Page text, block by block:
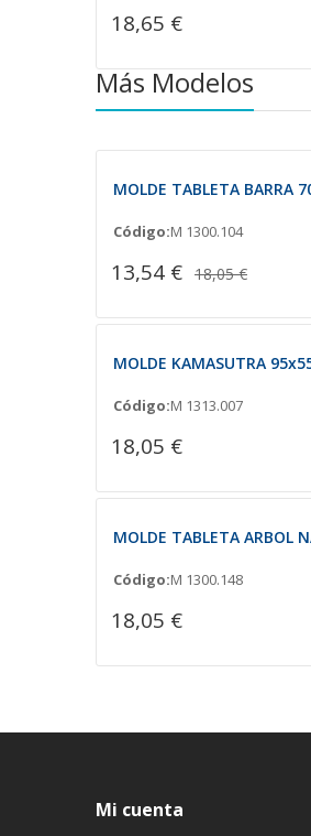
18,65 €
Más Modelos
MOLDE TABLETA
Código:M 1300.104
13,54 € 18,05 €
MOLDE KAMASUTRA
Código:M 1313.007
18,05 €
MOLDE TABLETA ARBOL
Código:M 1300.148
18,05 €
Mi cuenta